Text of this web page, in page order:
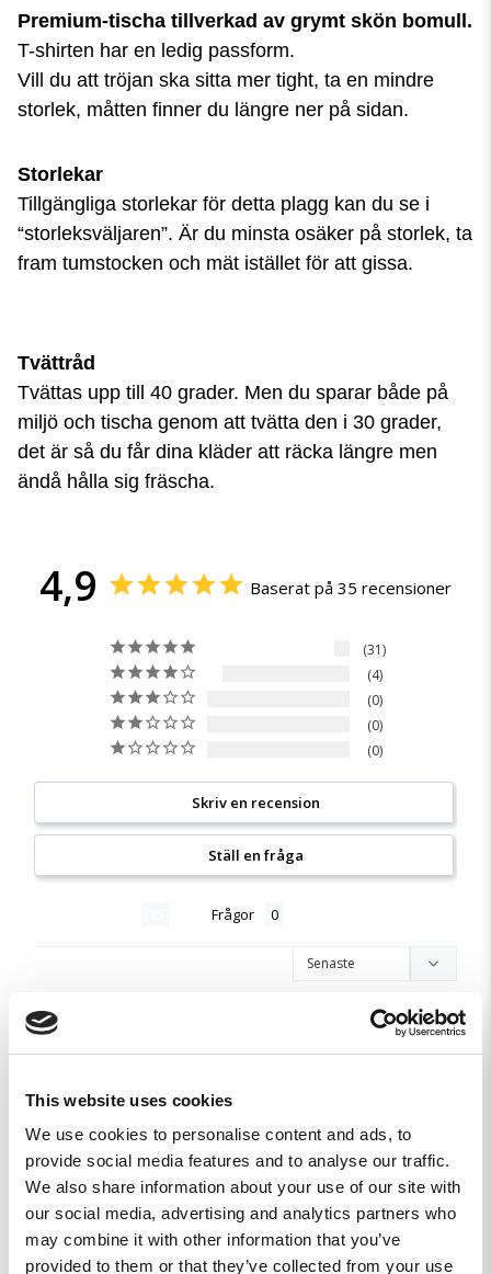
This website uses cookies
We use cookies to personalise content and ads, to
provide social media features and to analyse our traffic.
We also share information about your use of our site with
our social media, advertising and analytics partners who
may combine it with other information that you’ve
provided to them or that they’ve collected from your use
Premium-tischa tillverkad av grymt skön bomull.
T-shirten har en ledig passform.
Vill du att tröjan ska sitta mer tight, ta en mindre
storlek, måtten finner du längre ner på sidan.
Storlekar
Tillgängliga storlekar för detta plagg kan du se i
“storleksväljaren”. Är du minsta osäker på storlek, ta
fram tumstocken och mät istället för att gissa.
Tvättråd
Tvättas upp till 40 grader. Men du sparar både på
miljö och tischa genom att tvätta den i 30 grader,
det är så du får dina kläder att räcka längre men
ändå hålla sig fräscha.
4,9 Baserat på 35 recensioner
31
4
0
0
0
Skriv en recension
Ställ en fråga
Frågor
Björn S.
Var på insats LEGIO och gav bort min första NLAW tröja
där, till en UKR soldat. Stor uppskattning visades.
Så min uppfattning av varan är att den uppskattas av dem
den är riktad att stötta.
Semper fi
LAW & ORDER MKII Tee - M